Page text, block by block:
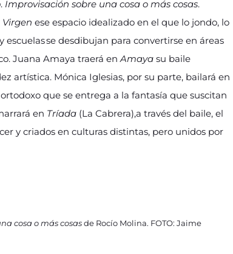
. Improvisación sobre una cosa o más cosas.
Virgen ese espacio idealizado en el que lo jondo, lo
escuelas se desdibujan para convertirse en áreas
Juana Amaya traerá enAmaya su baile
artística. Mónica Iglesias, por su parte, bailará en
que se entrega a la fantasía que suscitan
en Tríada (La Cabrera),a través del baile, el
y criados en culturas distintas, pero unidos por
cosa o más cosasde Rocío Molina. FOTO: Jaime